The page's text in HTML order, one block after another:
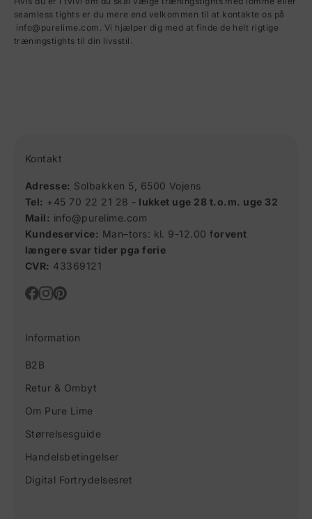
seamless tights er du mere end velkommen til at kontakte os på
info@purelime.com. Vi hjælper dig med at finde de helt rigtige
træningstights til din livsstil.
Kontakt
Adresse: Solbakken 5, 6500 Vojens
Tel: +45 70 22 21 28 - lukket uge 28 t.o.m. uge 32
Mail: info@purelime.com
Kundeservice: Man–tors: kl. 9-12.00 forvent
længere svar tider pga ferie
CVR: 43369121
Information
B2B
Retur & Ombyt
Om Pure Lime
Størrelsesguide
Handelsbetingelser
Digital Fortrydelsesret